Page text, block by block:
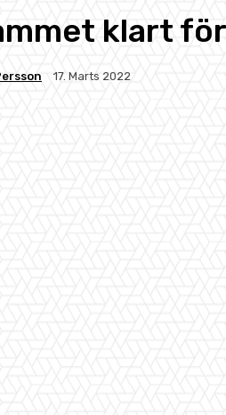
klart för
17. Marts 2022